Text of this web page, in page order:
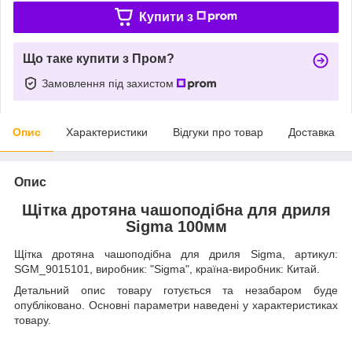
Купити з
Що таке купити з Пром?
Замовлення під захистом
Опис Характеристики Відгуки про товар Доставка
Опис
Щітка дротяна чашоподібна для дриля
Sigma 100мм
Щітка дротяна чашоподібна для дриля Sigma, артикул:
SGM_9015101, виробник: "Sigma", країна-виробник: Китай.
Детальний опис товару готується та незабаром буде
опубліковано. Основні параметри наведені у характеристиках
товару.